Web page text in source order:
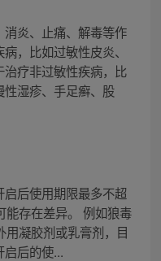
炎、止痛、解毒等作
，比如过敏性皮炎、
疗非过敏性疾病，比
湿疹、手足癣、股
后使用期限最多不超
能存在差异。 例如狼毒
凝胶剂或乳膏剂，目
后的使...